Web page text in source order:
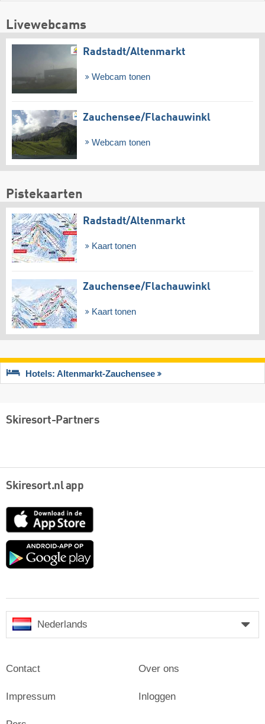
Livewebcams
Radstadt/​Altenmarkt
Webcam tonen
Zauchensee/​Flachauwinkl
Webcam tonen
Pistekaarten
Radstadt/​Altenmarkt
Kaart tonen
Zauchensee/​Flachauwinkl
Kaart tonen
Hotels: Altenmarkt-Zauchensee
Skiresort-Partners
Skiresort.nl app
App
Google
Nederlands
Contact
Impressum
Over ons
Inloggen